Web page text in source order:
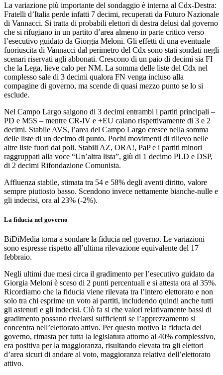
La variazione più importante del sondaggio è interna al Cdx-Destra:
Fratelli d’Italia perde infatti 7 decimi, recuperati da Futuro Nazionale
di Vannacci. Si tratta di probabili elettori di destra delusi dal governo
che si rifugiano in un partito d’area almeno in parte critico verso
l’esecutivo guidato da Giorgia Meloni. Gli effetti di una eventuale
fuoriuscita di Vannacci dal perimetro del Cdx sono stati sondati negli
scenari riservati agli abbonati. Crescono di un paio di decimi sia FI
che la Lega, lieve calo per NM. La somma delle liste del Cdx nel
complesso sale di 3 decimi qualora FN venga incluso alla
compagine di governo, ma scende di quasi mezzo punto se lo si
esclude.
Nel Campo Largo salgono di 3 decimi entrambi i partiti principali –
PD e M5S – mentre CR-IV e +EU calano rispettivamente di 3 e 2
decimi. Stabile AVS, l’area del Campo Largo cresce nella somma
delle liste di un decimo di punto. Pochi movimenti di rilievo nelle
altre liste fuori dai poli. Stabili AZ, ORA!, PaP e i partiti minori
raggruppati alla voce “Un’altra lista”, giù di 1 decimo PLD e DSP,
di 2 decimi Rifondazione Comunista.
Affluenza stabile, stimata tra 54 e 58% degli aventi diritto, valore
sempre piuttosto basso. Scendono invece nettamente bianche-nulle e
gli indecisi, ora al 23% (-2%).
La fiducia nel governo
BiDiMedia torna a sondare la fiducia nel governo. Le variazioni
sono espresse rispetto all’ultima rilevazione equivalente del 17
febbraio.
Negli ultimi due mesi circa il gradimento per l’esecutivo guidato da
Giorgia Meloni è sceso di 2 punti percentuali e si attesta ora al 35%.
Ricordiamo che la fiducia viene rilevata tra l’intero elettorato e non
solo tra chi esprime un voto ai partiti, includendo quindi anche tutti
gli astenuti e gli indecisi. Ciò fa si che valori relativamente bassi di
gradimento possano rivelarsi sufficienti se l’apprezzamento si
concentra nell’elettorato attivo. Per questo motivo la fiducia del
governo, rimasta per tutta la legislatura attorno al 40% complessivo,
era positiva per la maggioranza, risultando elevata tra gli elettori
d’area sicuri di andare al voto, maggioranza relativa dell’elettorato
attivo.